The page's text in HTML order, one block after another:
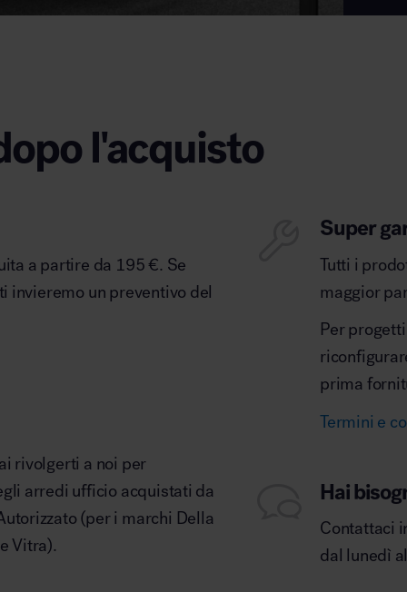
l'acquisto
a partire da 195 €. Se
invieremo un preventivo del
rivolgerti a noi per
arredi ufficio acquistati da
(per i marchi Della
Vitra).
Super
Tutti i
maggior
Per
prima
Termini e
Hai
Contattaci
dal lunedì